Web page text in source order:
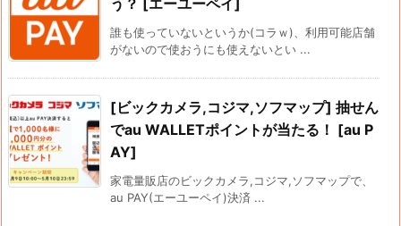
誰も使っていないというか(コラｗ)、利用可能店舗
がないので使おうにも使えないとい ...
[ビックカメラ,コジマ,ソフマップ] 抽せん
でau WALLETポイントが当たる！ [au P
AY]
家電量販店のビックカメラ,コジマ,ソフマップで、
au PAY(エーユーペイ)決済 ...